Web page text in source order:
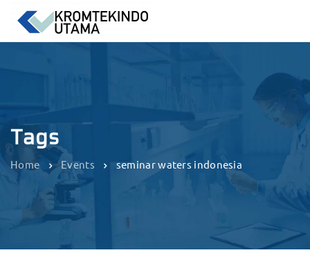
Tags
Home Events seminar waters indonesia